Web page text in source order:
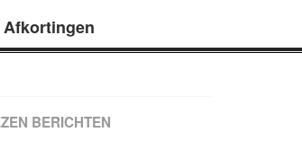
Afkortingen
BERICHTEN